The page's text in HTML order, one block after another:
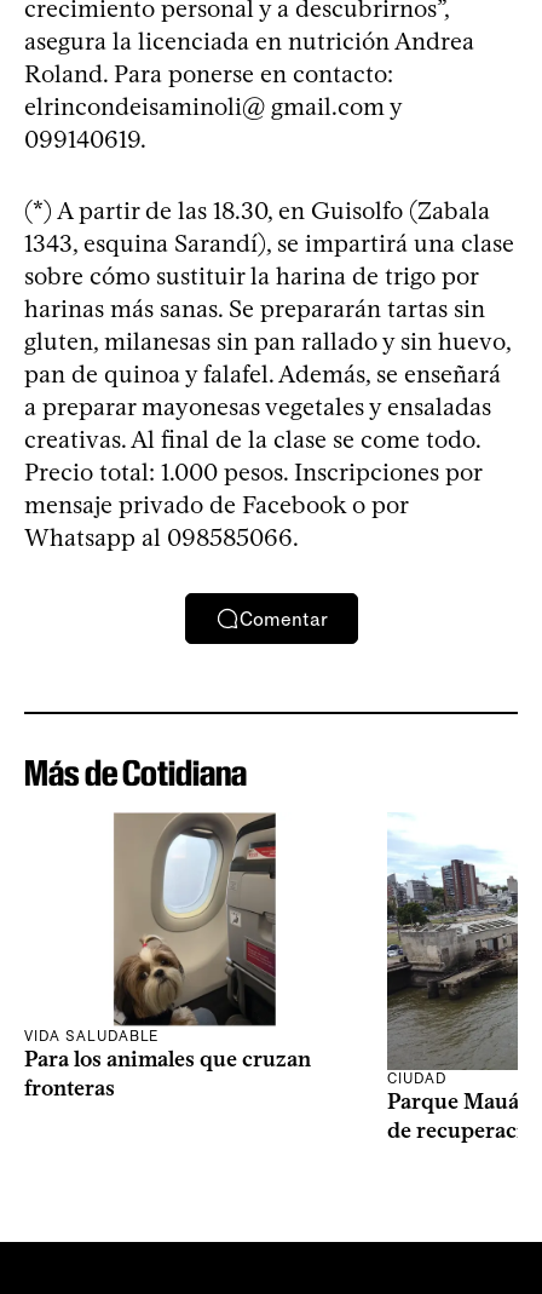
crecimiento personal y a descubrirnos”,
asegura la licenciada en nutrición Andrea
Roland. Para ponerse en contacto:
elrincondeisaminoli@ gmail.com y
099140619.
(*) A partir de las 18.30, en Guisolfo (Zabala
1343, esquina Sarandí), se impartirá una clase
sobre cómo sustituir la harina de trigo por
harinas más sanas. Se prepararán tartas sin
gluten, milanesas sin pan rallado y sin huevo,
pan de quinoa y falafel. Además, se enseñará
a preparar mayonesas vegetales y ensaladas
creativas. Al final de la clase se come todo.
Precio total: 1.000 pesos. Inscripciones por
mensaje privado de Facebook o por
Whatsapp al 098585066.
Comentar
Más de Cotidiana
VIDA SALUDABLE
Para los animales que cruzan
fronteras
CIUDAD
Parque Mauá
de